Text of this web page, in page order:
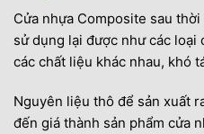
Cửa nhựa Composite sau
sử dụng lại được như các loại
các chất liệu khác nhau, khó
Nguyên liệu thô để sản xuất
đến giá thành sản phẩm cửa